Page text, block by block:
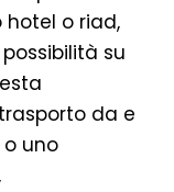
hotel o riad,
su
da e
uno